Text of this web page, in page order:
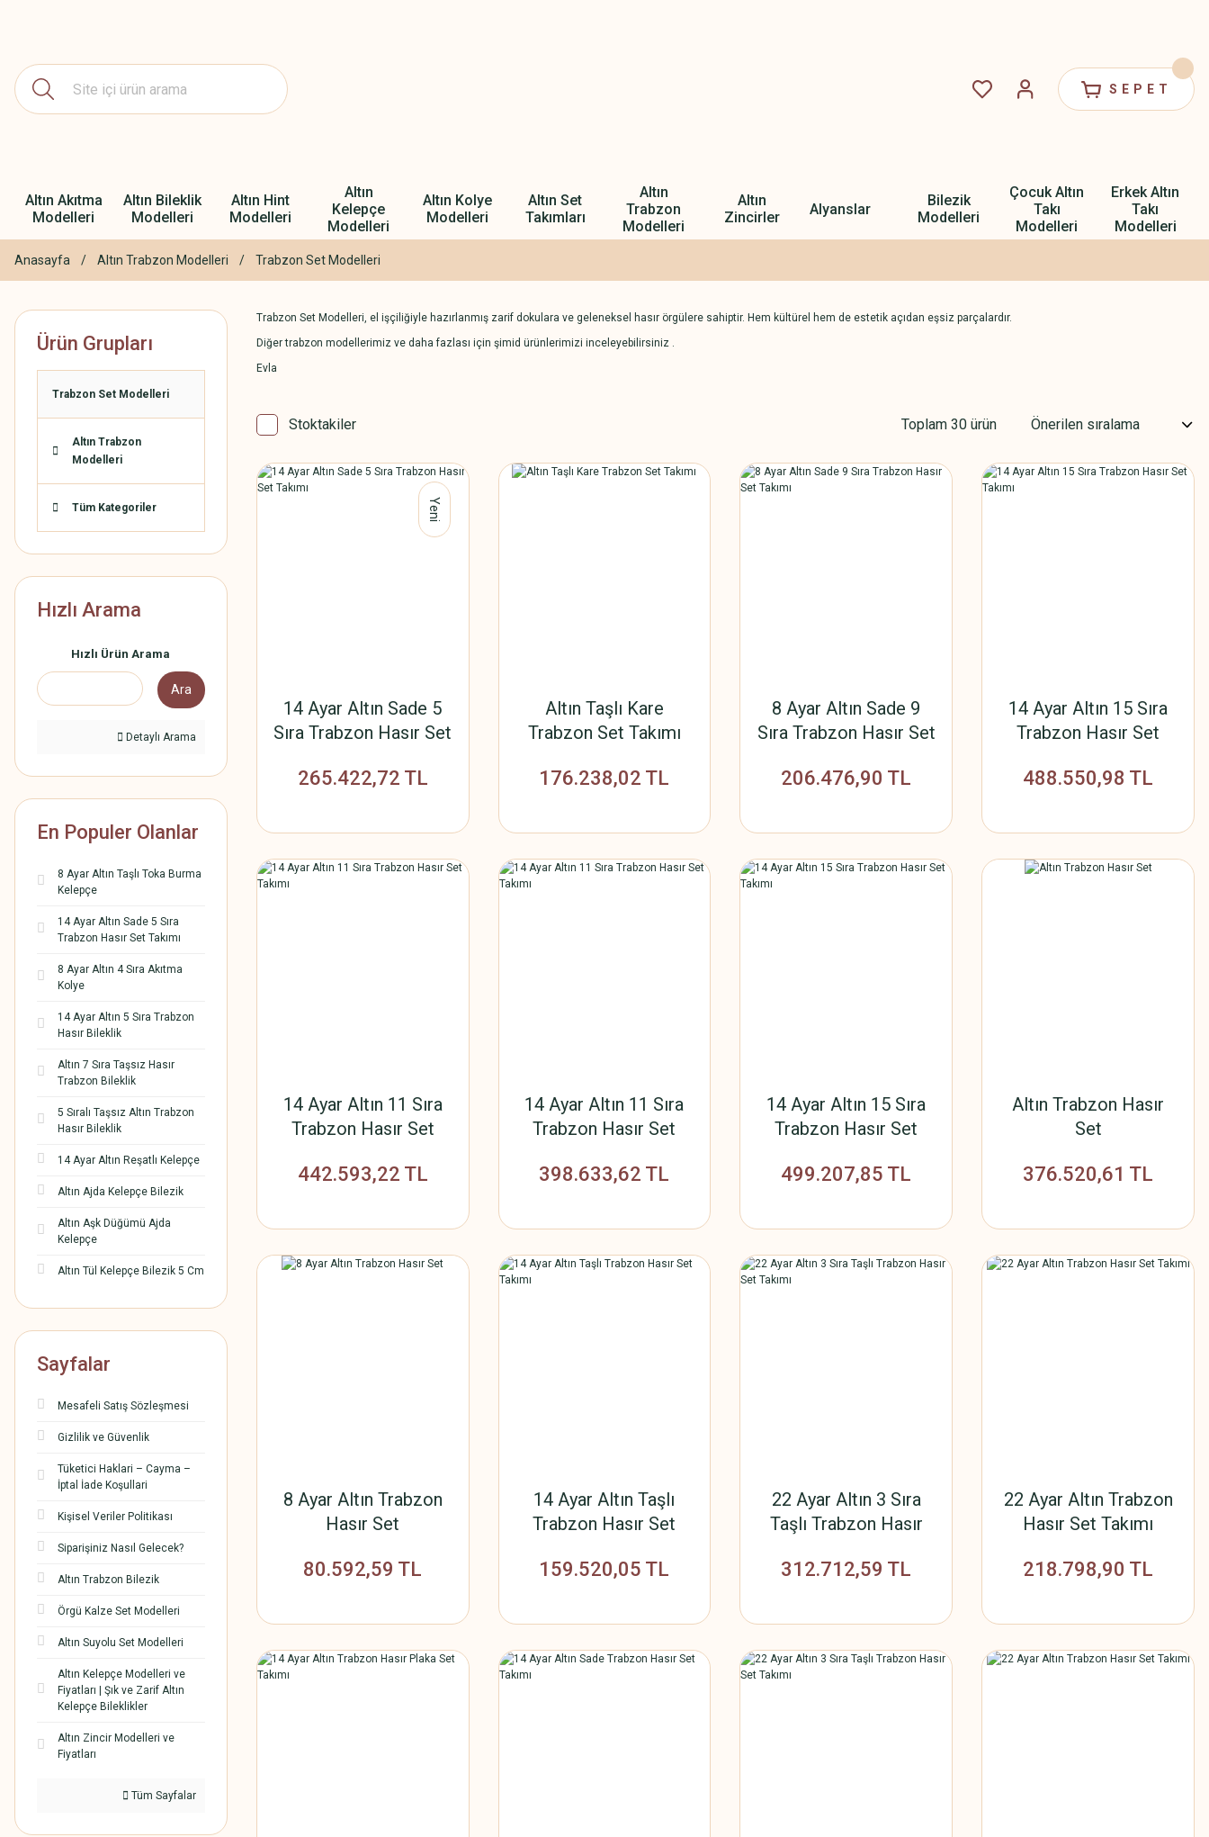
SEPET
Altın Akıtma
Modelleri
Altın Bileklik
Modelleri
Altın Hint
Modelleri
Altın
Kelepçe
Modelleri
Altın Kolye
Modelleri
Altın Set
Takımları
Altın
Trabzon
Modelleri
Altın
Zincirler
Alyanslar
Bilezik
Modelleri
Çocuk Altın
Takı
Modelleri
Erkek Altın
Takı
Modelleri
Anasayfa Altın Trabzon Modelleri Trabzon Set Modelleri
Ürün Grupları
Trabzon Set Modelleri
Altın Trabzon
Modelleri
Tüm Kategoriler
Hızlı Arama
Hızlı Ürün Arama
Ara
Detaylı Arama
En Populer Olanlar
8 Ayar Altın Taşlı Toka Burma
Kelepçe
14 Ayar Altın Sade 5 Sıra
Trabzon Hasır Set Takımı
8 Ayar Altın 4 Sıra Akıtma
Kolye
14 Ayar Altın 5 Sıra Trabzon
Hasır Bileklik
Altın 7 Sıra Taşsız Hasır
Trabzon Bileklik
5 Sıralı Taşsız Altın Trabzon
Hasır Bileklik
14 Ayar Altın Reşatlı Kelepçe
Altın Ajda Kelepçe Bilezik
Altın Aşk Düğümü Ajda
Kelepçe
Altın Tül Kelepçe Bilezik 5 Cm
Sayfalar
Mesafeli Satış Sözleşmesi
Gizlilik ve Güvenlik
Tüketici Haklari – Cayma –
İptal İade Koşullari
Kişisel Veriler Politikası
Siparişiniz Nasıl Gelecek?
Altın Trabzon Bilezik
Örgü Kalze Set Modelleri
Altın Suyolu Set Modelleri
Altın Kelepçe Modelleri ve
Fiyatları | Şık ve Zarif Altın
Kelepçe Bileklikler
Altın Zincir Modelleri ve
Fiyatları
Tüm Sayfalar
Trabzon Set Modelleri, el işçiliğiyle hazırlanmış zarif dokulara ve geleneksel hasır örgülere sahiptir. Hem kültürel hem de estetik açıdan eşsiz parçalardır.
Diğer trabzon modellerimiz ve daha fazlası için şimid ürünlerimizi inceleyebilirsiniz .
Evla
Stoktakiler Toplam 30 ürün
Yeni
14 Ayar Altın Sade 5
Sıra Trabzon Hasır Set
265.422,72 TL
Altın Taşlı Kare
Trabzon Set Takımı
176.238,02 TL
8 Ayar Altın Sade 9
Sıra Trabzon Hasır Set
206.476,90 TL
14 Ayar Altın 15 Sıra
Trabzon Hasır Set
488.550,98 TL
14 Ayar Altın 11 Sıra
Trabzon Hasır Set
442.593,22 TL
14 Ayar Altın 11 Sıra
Trabzon Hasır Set
398.633,62 TL
14 Ayar Altın 15 Sıra
Trabzon Hasır Set
499.207,85 TL
Altın Trabzon Hasır
Set
376.520,61 TL
8 Ayar Altın Trabzon
Hasır Set
80.592,59 TL
14 Ayar Altın Taşlı
Trabzon Hasır Set
159.520,05 TL
22 Ayar Altın 3 Sıra
Taşlı Trabzon Hasır
312.712,59 TL
22 Ayar Altın Trabzon
Hasır Set Takımı
218.798,90 TL